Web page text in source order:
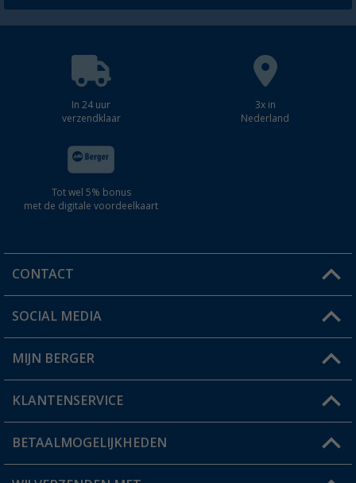
In 24 uur
verzendklaar
3x in
Nederland
Tot wel 5% bonus
met de digitale voordeelkaart
CONTACT
Een vraag?
Winkel vinden
SOCIAL MEDIA
MIJN BERGER
Mijn account
Status bestelling
KLANTENSERVICE
FAQ & Contact
Verzendinformatie
BETAALMOGELIJKHEDEN